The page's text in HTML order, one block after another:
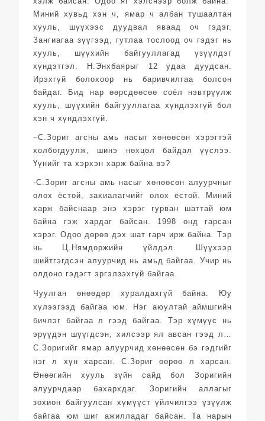
Миний хувьд хэн ч, ямар ч албан тушаалтан
хууль, шүүхээс дуудвал яваад оч гэдэг.
Зангиагаа зүүгээд, гутлаа тослоод оч гэдэг нь
хууль, шүүхийн байгууллагад үзүүлдэг
хүндэтгэл. Н.Энхбаярыг 12 удаа дуудсан.
Ирэхгүй болохоор нь баривчилгаа болсон
байдаг. Бид нар өөрсдөөсөө соёл нэвтрүүлж
хууль, шүүхийн байгууллагаа хүндлэхгүй бол
хэн ч хүндлэхгүй.
–С.Зориг агсны амь насыг хөнөөсөн хэрэгтэй
холбогдуулж, шинэ нөхцөл байдал үүслээ.
Үүнийг та хэрхэн харж байна вэ?
-С.Зориг агсны амь насыг хөнөөсөн алуурчныг
олох ёстой, захиалагчийг олох ёстой. Миний
харж байснаар энэ хэрэг гурван шаттай юм
байна гэж хардаг байсан. 1998 онд гарсан
хэрэг. Одоо дөрөв дэх шат гарч ирж байна. Тэр
нь Ц.Нямдоржийн үйлдэл. Шүүхээр
шийтгэгдсэн алуурчид нь амьд байгаа. Учир нь
олдоно гэдэгт эргэлзэхгүй байгаа.
Чуулган өнөөдөр хуралдахгүй байна. Юу
хүлээгээд байгаа юм. Нэг аюултай аймшгийн
бичлэг байгаа л гээд байгаа. Тэр хүмүүс нь
эрүүдэн шүүгдсэн, хилсээр ял авсан гээд л…
С.Зоригийг ямар алуурчид хөнөөсөн бэ гэдгийг
нэг л хүн харсан. С.Зориг өөрөө л харсан.
Өнөөгийн хууль зүйн сайд бол Зоригийн
алуурчдаар бахархдаг. Зоригийн аллагыг
зохион байгуулсан хүмүүст үйлчилгээ үзүүлж
байгаа юм шиг ажилладаг байсан. Та нарын